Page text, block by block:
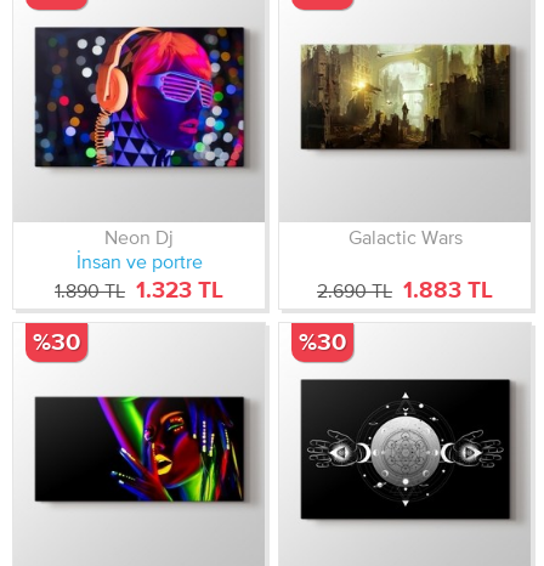
Neon Dj
İnsan ve portre
1.890 TL 1.323 TL
Galactic Wars
2.690 TL 1.883 TL
%30 %30